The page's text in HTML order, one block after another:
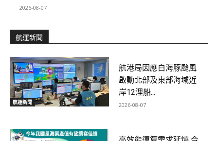
2026-08-07
航運新聞
航運新聞
航港局因應白海豚颱風
啟動北部及東部海域近
岸12浬船...
2026-08-07